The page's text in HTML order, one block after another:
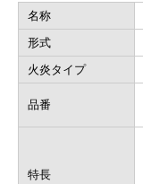
名称
形式
火炎タイプ
品番
特長